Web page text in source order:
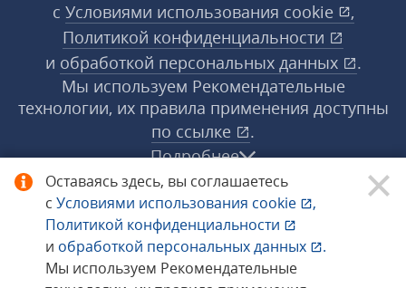
Оставаясь здесь, вы соглашаетесь
с Условиями использования cookie
,
Политикой конфиденциальности
и обработкой персональных данных
.
Мы используем Рекомендательные
с Условиями использования cookie
,
Политикой конфиденциальности
и обработкой персональных данных
.
Мы используем Рекомендательные
технологии, их правила применения доступны
по ссылке
.
Подробнее
© 1998−2026 «1С‑Рарус» ®. Все права
защищены.